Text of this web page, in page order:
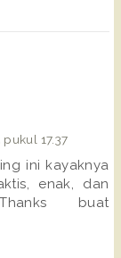
17.37
ini kayaknya
enak, dan
buat